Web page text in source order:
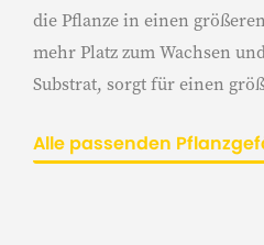
die Pflanze in einen
mehr Platz zum Wachsen
Substrat, sorgt für einen
Alle passenden